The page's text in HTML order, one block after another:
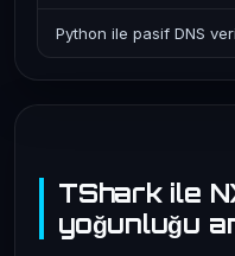
TShark ile
yoğunluğu
Python ile pasif DNS